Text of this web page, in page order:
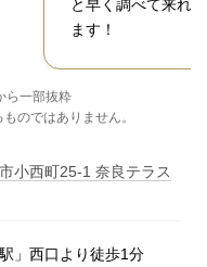
と早く調べて来れ
ます！
ら一部抜粋
のではありません。
小西町25-1 奈良テラス
」西口より徒歩1分